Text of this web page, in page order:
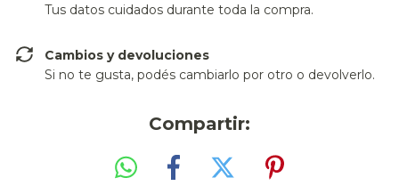
Tus datos cuidados durante toda la compra.
Cambios y devoluciones
Si no te gusta, podés cambiarlo por otro o devolverlo.
Compartir: